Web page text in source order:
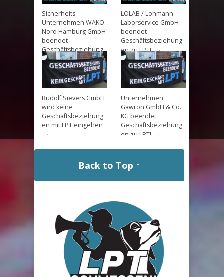
Sicherheits-
Unternehmen WAKO
Nord Hamburg GmbH
beendet
Geschäftsbeziehung
en zu LPT!→
LOLAB / Lohmann
Laborservice GmbH
beendet
Geschäftsbeziehung
en zu LPT!→
Rudolf Sievers GmbH
wird keine
Geschäftsbeziehung
en mit LPT eingehen
→
Unternehmen
Gawron GmbH & Co.
KG beendet
Geschäftsbeziehung
en zu LPT!
→
Back to Top ↑